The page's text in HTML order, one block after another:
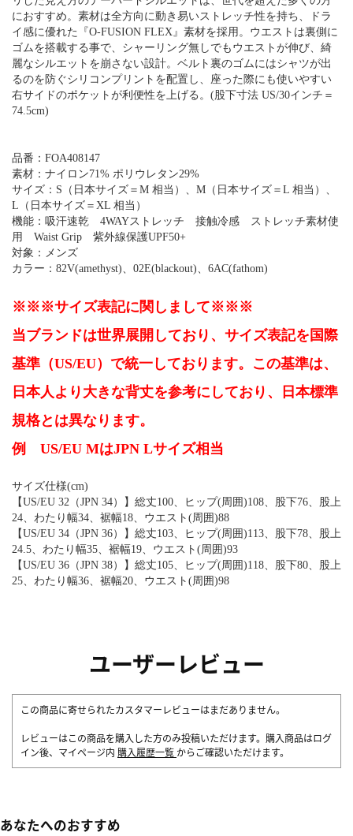
におすすめ。素材は全方向に動き易いストレッチ性を持ち、ドラ
イ感に優れた『O-FUSION FLEX』素材を採用。ウエストは裏側に
ゴムを搭載する事で、シャーリング無しでもウエストが伸び、綺
麗なシルエットを崩さない設計。ベルト裏のゴムにはシャツが出
るのを防ぐシリコンプリントを配置し、座った際にも使いやすい
右サイドのポケットが利便性を上げる。(股下寸法 US/30インチ＝
74.5cm)
品番：FOA408147
素材：ナイロン71% ポリウレタン29%
サイズ：S（日本サイズ＝M 相当）、M（日本サイズ＝L 相当）、
L（日本サイズ＝XL 相当）
機能：吸汗速乾 4WAYストレッチ 接触冷感 ストレッチ素材使
用 Waist Grip 紫外線保護UPF50+
対象：メンズ
カラー：82V(amethyst)、02E(blackout)、6AC(fathom)
※※※サイズ表記に関しまして※※※
当ブランドは世界展開しており、サイズ表記を国際
基準（US/EU）で統一しております。この基準は、
日本人より大きな背丈を参考にしており、日本標準
規格とは異なります。
例 US/EU MはJPN Lサイズ相当
サイズ仕様(cm)
【US/EU 32（JPN 34）】総丈100、ヒップ(周囲)108、股下76、股上
24、わたり幅34、裾幅18、ウエスト(周囲)88
【US/EU 34（JPN 36）】総丈103、ヒップ(周囲)113、股下78、股上
24.5、わたり幅35、裾幅19、ウエスト(周囲)93
【US/EU 36（JPN 38）】総丈105、ヒップ(周囲)118、股下80、股上
25、わたり幅36、裾幅20、ウエスト(周囲)98
ユーザーレビュー
この商品に寄せられたカスタマーレビューはまだありません。
レビューはこの商品を購入した方のみ投稿いただけます。購入商品はログ
イン後、マイページ内 購入履歴一覧 からご確認いただけます。
あなたへのおすすめ